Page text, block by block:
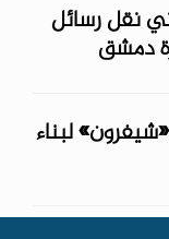
نقل رسائل
دمشق
لبناء